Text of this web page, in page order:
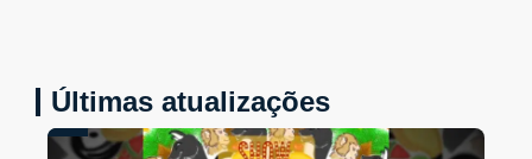
Últimas atualizações